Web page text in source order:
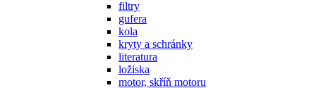
filtry
gufera
kola
kryty a schránky
literatura
ložiska
motor, skříň motoru